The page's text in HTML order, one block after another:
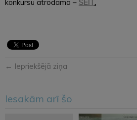
konkursu atrodama – ŠEIT.
← Iepriekšējā ziņa
Iesakām arī šo